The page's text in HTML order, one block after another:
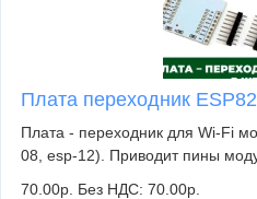
Плата переходник
Плата - переходник для Wi-Fi
08, esp-12). Приводит пины
70.00р. Без НДС: 70.00р.